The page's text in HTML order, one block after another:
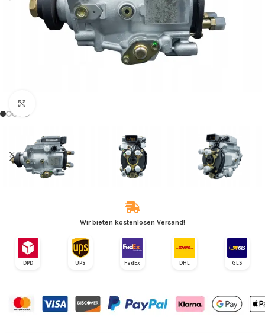
Wir bieten kostenlosen Versand!
DPD UPS FedEx DHL GLS